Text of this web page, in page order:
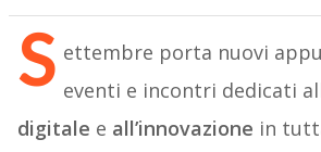
S ettembre porta nuovi
eventi e incontri dedicati
digitale e all’innovazione in